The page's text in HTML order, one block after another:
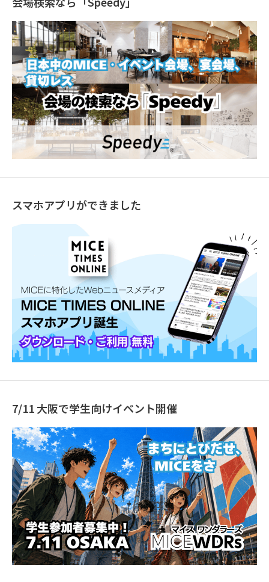
スマホアプリができました
7/11 大阪で学生向けイベント開催